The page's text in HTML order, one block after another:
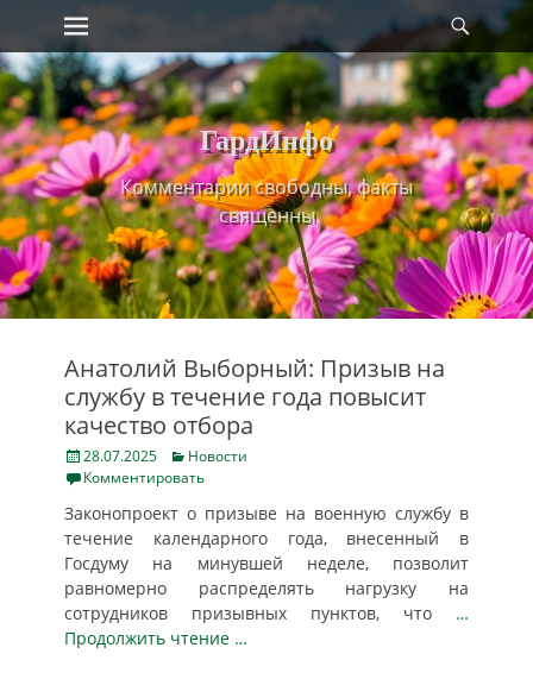
Skip
to
content
Primary Menu
ГардИнфо
Комментарии свободны, факты
священны
Анатолий Выборный: Призыв на
службу в течение года повысит
качество отбора
Posted
on
28.07.2025 Categories
Новости
Комментировать
Законопроект о призыве на военную службу в
течение календарного года, внесенный в
Госдуму на минувшей неделе, позволит
равномерно распределять нагрузку на
сотрудников призывных пунктов, что …
Продолжить чтение …